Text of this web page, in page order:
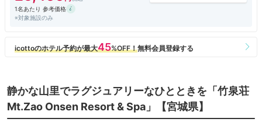
1名あたり 参考価格
※対象施設のみ
静かな山里でラグジュアリーなひとときを「竹泉荘
Mt.Zao Onsen Resort & Spa」【宮城県】